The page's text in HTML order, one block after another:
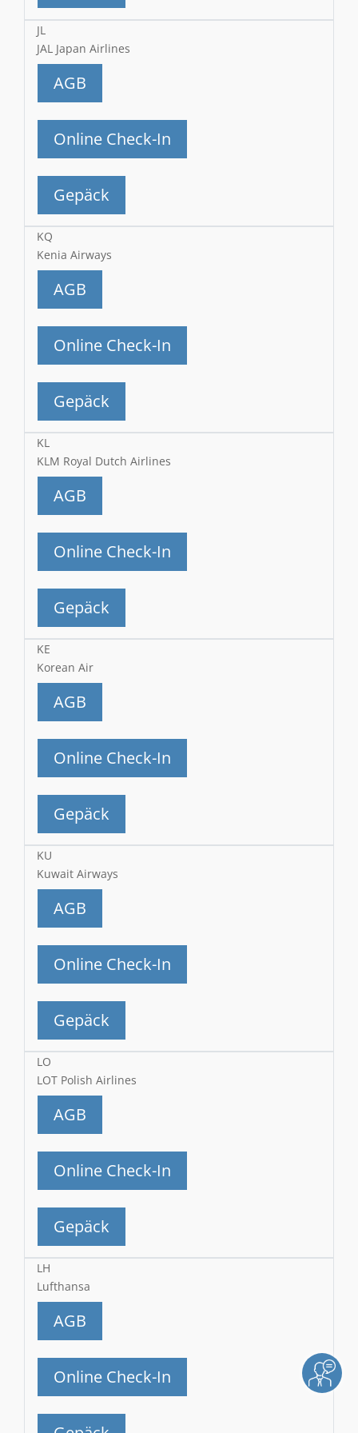
JL
JAL Japan Airlines
AGB
Online Check-In
Gepäck
KQ
Kenia Airways
AGB
Online Check-In
Gepäck
KL
KLM Royal Dutch Airlines
AGB
Online Check-In
Gepäck
KE
Korean Air
AGB
Online Check-In
Gepäck
KU
Kuwait Airways
AGB
Online Check-In
Gepäck
LO
LOT Polish Airlines
AGB
Online Check-In
Gepäck
LH
Lufthansa
AGB
Online Check-In